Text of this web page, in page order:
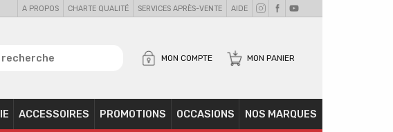
A PROPOS CHARTE QUALITÉ SERVICES APRÈS-VENTE AIDE
MON PANIER
MON COMPTE
ACCESSOIRES PROMOTIONS OCCASIONS NOS MARQUES